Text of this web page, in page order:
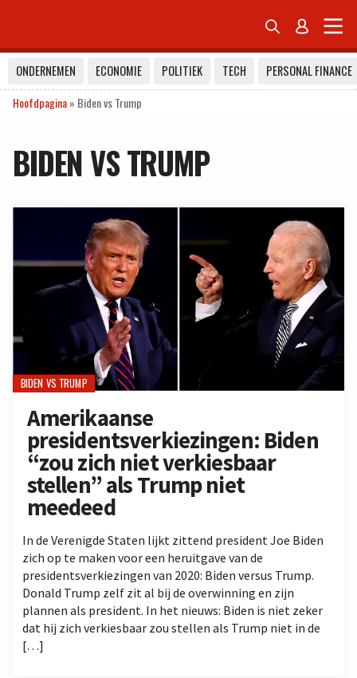
 
ONDERNEMEN ECONOMIE POLITIEK TECH
PERSONAL FINANCE
Hoofdpagina» Biden vs Trump
BIDEN VS TRUMP
BIDEN VS TRUMP
Amerikaanse
presidentsverkiezingen: Biden
“zou zich niet verkiesbaar
stellen” als Trump niet
meedeed
In de Verenigde Staten lijkt zittend president Joe Biden
zich op te maken voor een heruitgave van de
presidentsverkiezingen van 2020: Biden versus Trump.
Donald Trump zelf zit al bij de overwinning en zijn
plannen als president. In het nieuws: Biden is niet zeker
dat hij zich verkiesbaar zou stellen als Trump niet in de
[…]